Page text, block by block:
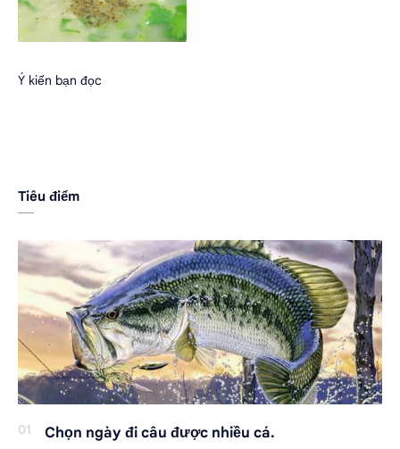
Ý kiến bạn đọc
Tiêu điểm
Chọn ngày đi câu được nhiều cá.